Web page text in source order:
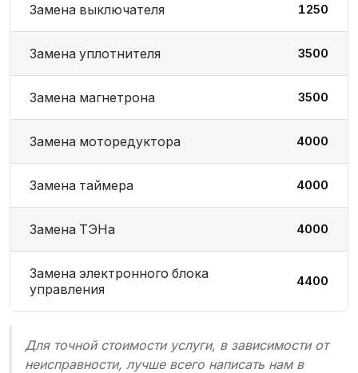
Замена выключателя 1250
Замена уплотнителя 3500
Замена магнетрона 3500
Замена моторедуктора 4000
Замена таймера 4000
Замена ТЭНа 4000
Замена электронного блока
управления
4400
Для точной стоимости услуги, в зависимости от
неисправности, лучше всего написать нам в